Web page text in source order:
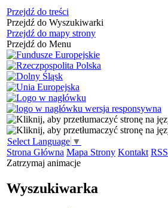
Przejdź do treści
Przejdź do Wyszukiwarki
Przejdź do mapy strony
Przejdź do Menu
Select Language ▼
Strona Główna Mapa Strony Kontakt RSS
Zatrzymaj animacje
Wyszukiwarka